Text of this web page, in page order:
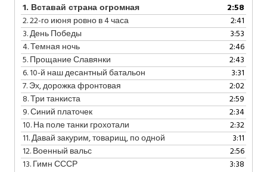
1. Вставай страна огромная
2:58
2.22-го июня ровно в 4 часа
2:41
3.День Победы
3:53
4.Темная ночь
2:46
5.Прощание Славянки
2:43
6.10-й наш десантный батальон
3:31
7.Эх, дорожка фронтовая
2:02
8.Три танкиста
2:59
9.Синий платочек
2:34
10.На поле танки грохотали
2:32
11.Давай закурим, товарищ, по одной
3:11
12.Военный вальс
2:56
13.Гимн СССР 3:38